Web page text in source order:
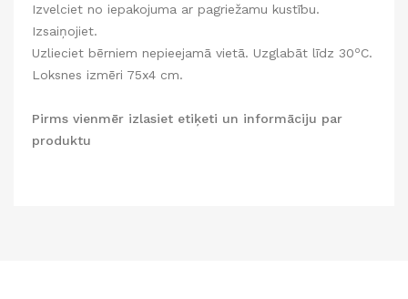
Izvelciet no iepakojuma ar pagriežamu kustību.
Izsaiņojiet.
Uzlieciet bērniem nepieejamā vietā. Uzglabāt līdz 30oC.
Loksnes izmēri 75x4 cm.
Pirms vienmēr izlasiet etiķeti un informāciju par
produktu